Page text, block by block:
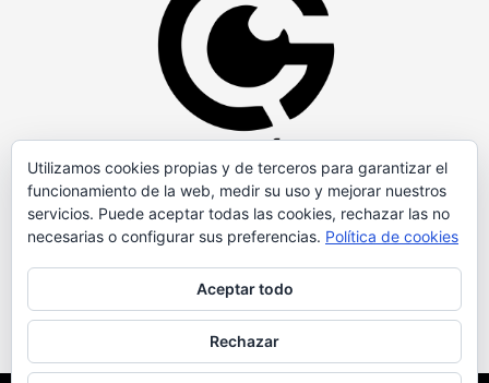
Utilizamos cookies propias y de terceros para garantizar el
funcionamiento de la web, medir su uso y mejorar nuestros
servicios. Puede aceptar todas las cookies, rechazar las no
necesarias o configurar sus preferencias. Política de cookies
Aceptar todo
Rechazar